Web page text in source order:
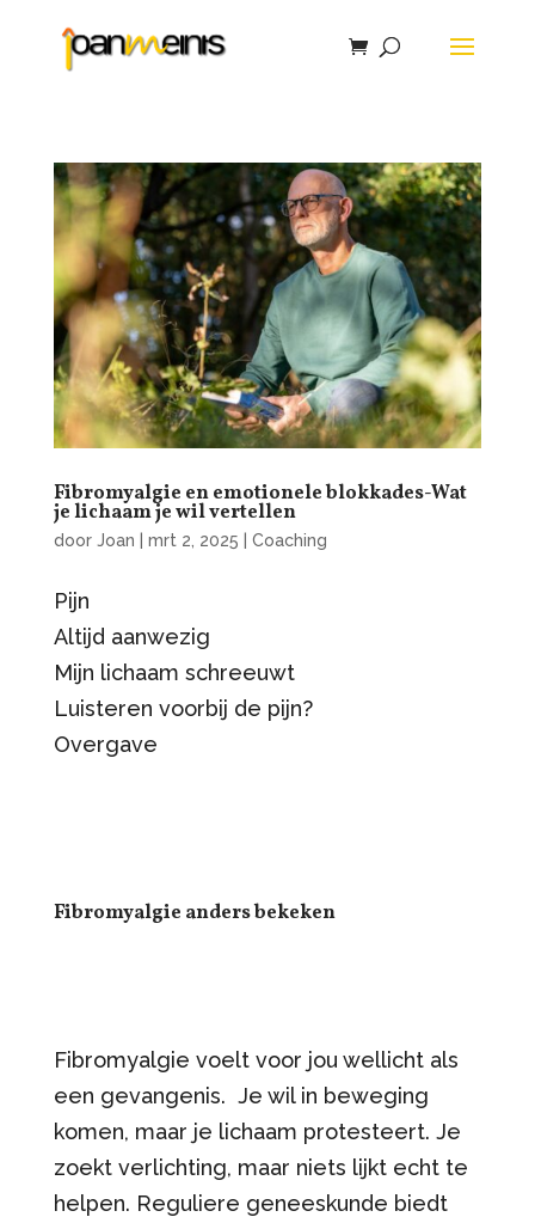
Fibromyalgie en emotionele blokkades-Wat
je lichaam je wil vertellen
door Joan mrt 2, 2025 Coaching
Pijn
Altijd aanwezig
Mijn lichaam schreeuwt
Luisteren voorbij de pijn?
Overgave
Fibromyalgie anders bekeken
Fibromyalgie voelt voor jou wellicht als
een gevangenis. Je wil in beweging
komen, maar je lichaam protesteert. Je
zoekt verlichting, maar niets lijkt echt te
helpen. Reguliere geneeskunde biedt